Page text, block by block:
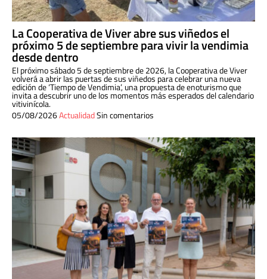
La Cooperativa de Viver abre sus viñedos el
próximo 5 de septiembre para vivir la vendimia
desde dentro
El próximo sábado 5 de septiembre de 2026, la Cooperativa de Viver
volverá a abrir las puertas de sus viñedos para celebrar una nueva
edición de ‘Tiempo de Vendimia’, una propuesta de enoturismo que
invita a descubrir uno de los momentos más esperados del calendario
vitivinícola.
05/08/2026ActualidadSin comentarios